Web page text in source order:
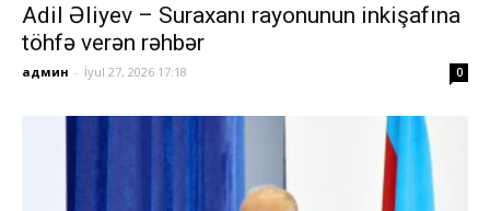
Adil Əliyev – Suraxanı rayonunun inkişafına
töhfə verən rəhbər
админ - İyul 27, 2026 17:18 0